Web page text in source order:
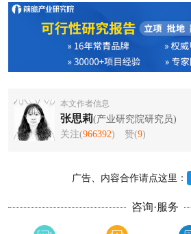
本文作者信息
张思莉(产业研究院研究员)
关注(966392) 赞(9)
广告、内容合作请点这里：
咨询·服务